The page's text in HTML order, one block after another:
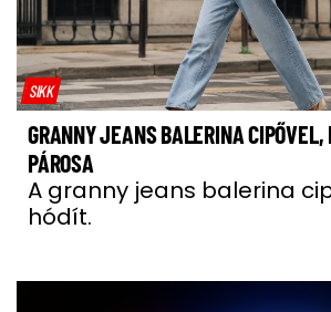
SIKK
GRANNY JEANS BALERINA CIPŐVEL,
PÁROSA
A granny jeans balerina
hódít.